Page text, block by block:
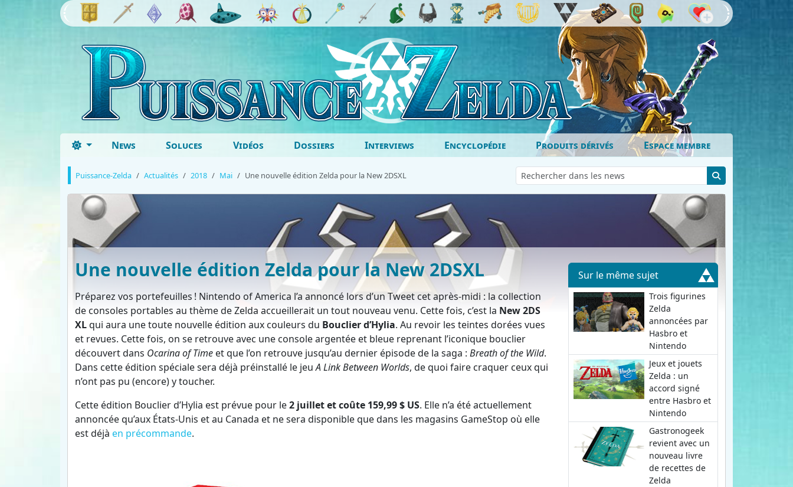
News Soluces Vidéos Dossiers Interviews Encyclopédie Produits dérivés Espace membre
Puissance-Zelda Actualités 2018 Mai Une nouvelle édition Zelda pour la New 2DSXL
Une nouvelle édition Zelda pour la New 2DSXL
Préparez vos portefeuilles ! Nintendo of America l’a annoncé lors d’un Tweet cet après-midi : la collection
de consoles portables au thème de Zelda accueillerait un tout nouveau venu. Cette fois, c’est la New 2DS
XLqui aura une toute nouvelle édition aux couleurs du Bouclier d’Hylia. Au revoir les teintes dorées vues
et revues. Cette fois, on se retrouve avec une console argentée et bleue reprenant l’iconique bouclier
découvert dans Ocarina of Time et que l’on retrouve jusqu’au dernier épisode de la saga : Breath of the Wild.
Dans cette édition spéciale sera déjà préinstallé le jeuA Link Between Worlds, de quoi faire craquer ceux qui
n’ont pas pu (encore) y toucher.
Cette édition Bouclier d’Hylia est prévue pour le2 juillet et coûte 159,99 $ US. Elle n’a été actuellement
annoncée qu’aux États-Unis et au Canada et ne sera disponible que dans les magasins GameStop où elle
est déjà en précommande.
Sur le même sujet
Trois figurines
Zelda
annoncées par
Hasbro et
Nintendo
Jeux et jouets
Zelda : un
accord signé
entre Hasbro et
Nintendo
Gastronogeek
revient avec un
nouveau livre
de recettes de
Zelda